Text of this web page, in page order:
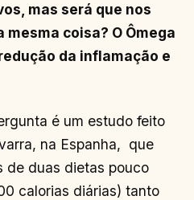
mas será que nos
coisa? O Ômega
da inflamação e
é um estudo feito
na Espanha, que
de duas dietas pouco
calorias diárias) tanto